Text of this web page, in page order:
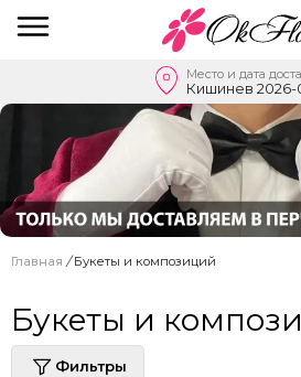
Место и дата
Кишинев
Главная / Букеты и композиций
Букеты и
Фильтры